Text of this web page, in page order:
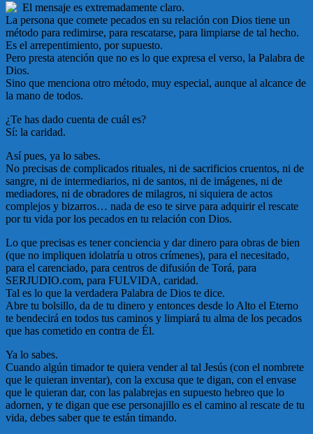
El mensaje es extremadamente claro.
La persona que comete pecados en su relación con Dios tiene un
método para redimirse, para rescatarse, para limpiarse de tal hecho.
Es el arrepentimiento, por supuesto.
Pero presta atención que no es lo que expresa el verso, la Palabra de
Dios.
Sino que menciona otro método, muy especial, aunque al alcance de
la mano de todos.
¿Te has dado cuenta de cuál es?
Sí: la caridad.
Así pues, ya lo sabes.
No precisas de complicados rituales, ni de sacrificios cruentos, ni de
sangre, ni de intermediarios, ni de santos, ni de imágenes, ni de
mediadores, ni de obradores de milagros, ni siquiera de actos
complejos y bizarros… nada de eso te sirve para adquirir el rescate
por tu vida por los pecados en tu relación con Dios.
Lo que precisas es tener conciencia y dar dinero para obras de bien
(que no impliquen idolatría u otros crímenes), para el necesitado,
para el carenciado, para centros de difusión de Torá, para
SERJUDIO.com, para FULVIDA, caridad.
Tal es lo que la verdadera Palabra de Dios te dice.
Abre tu bolsillo, da de tu dinero y entonces desde lo Alto el Eterno
te bendecirá en todos tus caminos y limpiará tu alma de los pecados
que has cometido en contra de Él.
Ya lo sabes.
Cuando algún timador te quiera vender al tal Jesús (con el nombrete
que le quieran inventar), con la excusa que te digan, con el envase
que le quieran dar, con las palabrejas en supuesto hebreo que lo
adornen, y te digan que ese personajillo es el camino al rescate de tu
vida, debes saber que te están timando.